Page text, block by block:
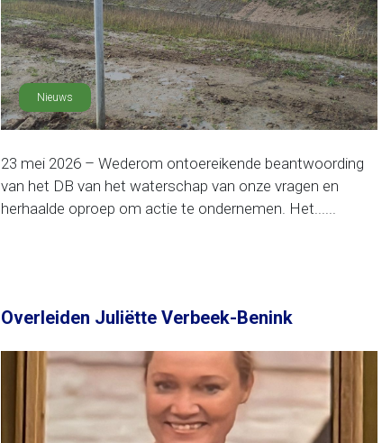
Nieuws
23 mei 2026 – Wederom ontoereikende beantwoording
van het DB van het waterschap van onze vragen en
herhaalde oproep om actie te ondernemen. Het......
Overleiden Juliëtte Verbeek-Benink